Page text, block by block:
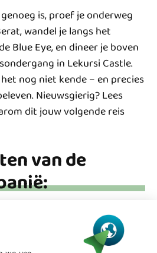
is, proef je onderweg
wandel je langs het
Blue Eye, en dineer je boven
in Lekursi Castle.
nog niet kende – en precies
Nieuwsgierig? Lees
dit jouw volgende reis
van de
van de duizend ramen’:
een stad van steen en